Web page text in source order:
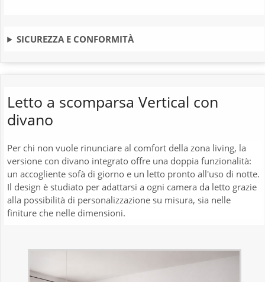
SICUREZZA E CONFORMITÀ
Letto a scomparsa Vertical con
divano
Per chi non vuole rinunciare al comfort della zona living, la
versione con divano integrato offre una doppia funzionalità:
un accogliente sofà di giorno e un letto pronto all'uso di notte.
Il design è studiato per adattarsi a ogni camera da letto grazie
alla possibilità di personalizzazione su misura, sia nelle
finiture che nelle dimensioni.